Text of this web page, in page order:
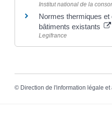
Institut national de la
Normes thermiques et
bâtiments existants
Legifrance
© Direction de l'information légale et